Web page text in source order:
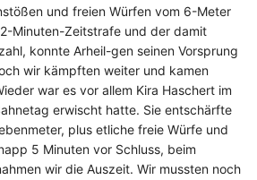
und freien Würfen vom 6-Meter
Minuten-Zeitstrafe und der damit
konnte Arheil-gen seinen Vorsprung
wir kämpften weiter und kamen
war es vor allem Kira Haschert im
erwischt hatte. Sie entschärfte
plus etliche freie Würfe und
5 Minuten vor Schluss, beim
wir die Auszeit. Wir mussten noch